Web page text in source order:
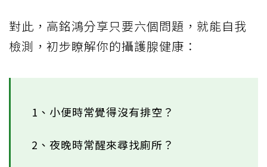
對此，高銘鴻分享只要六個問題，就能自我
檢測，初步瞭解你的攝護腺健康：
1、小便時常覺得沒有排空？
2、夜晚時常醒來尋找廁所？